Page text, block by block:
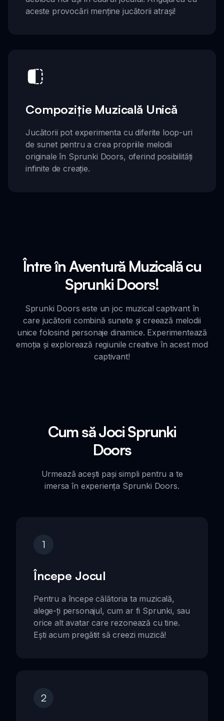
aceste provocări menține jucătorii atrași!
Compoziție Muzicală Unică
Jucătorii pot experimenta cu diferite loop-uri
de sunet pentru a crea propriile melodii
originale în Sprunki Doors, oferind posibilități
infinite de creație.
Între în Aventură Muzicală cu
Sprunki Doors!
Sprunki Doors este un joc muzical captivant în
care jucătorii combină sunete și creează melodii
unice folosind personaje dinamice. Experimentează
emoția și explorează regiunile creative în acest mod
captivant!
Cum să Joci Sprunki
Doors
Urmează acești pași simpli pentru a te
imersa în experiența Sprunki Doors.
1
Începe Jocul
Pentru a începe călătoria ta muzicală,
alege-ți personajul, cum ar fi Sprunki, sau
orice alt avatar care rezonează cu tine.
Ești acum pregătit să creezi muzică!
2